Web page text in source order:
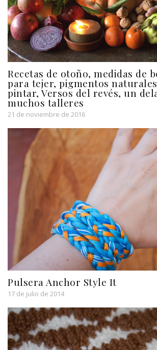
Recetas de otoño, medidas de
para tejer, pigmentos
pintar, Versos del revés, un
muchos talleres
21 de noviembre de 2016
Pulsera Anchor Style It
17 de julio de 2014